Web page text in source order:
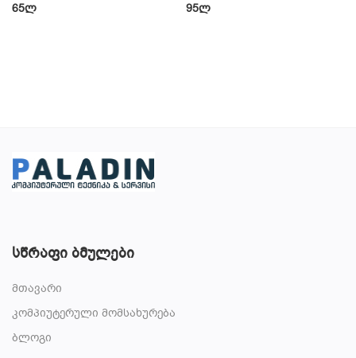
65ლ
95ლ
სწრაფი ბმულები
მთავარი
კომპიუტერული მომსახურება
ბლოგი